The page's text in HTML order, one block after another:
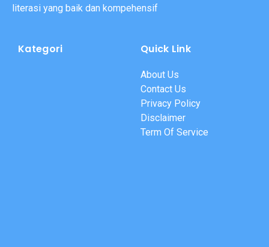
literasi yang baik dan kompehensif
Kategori Quick Link
About Us
Contact Us
Privacy Policy
Disclaimer
Term Of Service